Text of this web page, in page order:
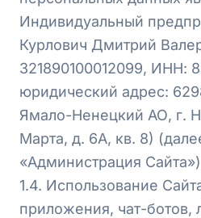
Индивидуальный
Курлович Дмитрий
321890100012099, ИНН:
юридический адрес:
Ямало-Ненецкий АО, г.
Марта, д. 6А, кв. 8)
«Администрация
1.4. Использование
приложения, чат-ботов,